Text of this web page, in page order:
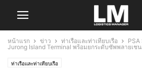
หน้าแรก ข่าว ท่าเรือและท่าเทียบเรือ
PSA
Jurong Island Terminal พร้อมยกระดับซัพพลายเช
ท่าเรือและท่าเทียบเรือ